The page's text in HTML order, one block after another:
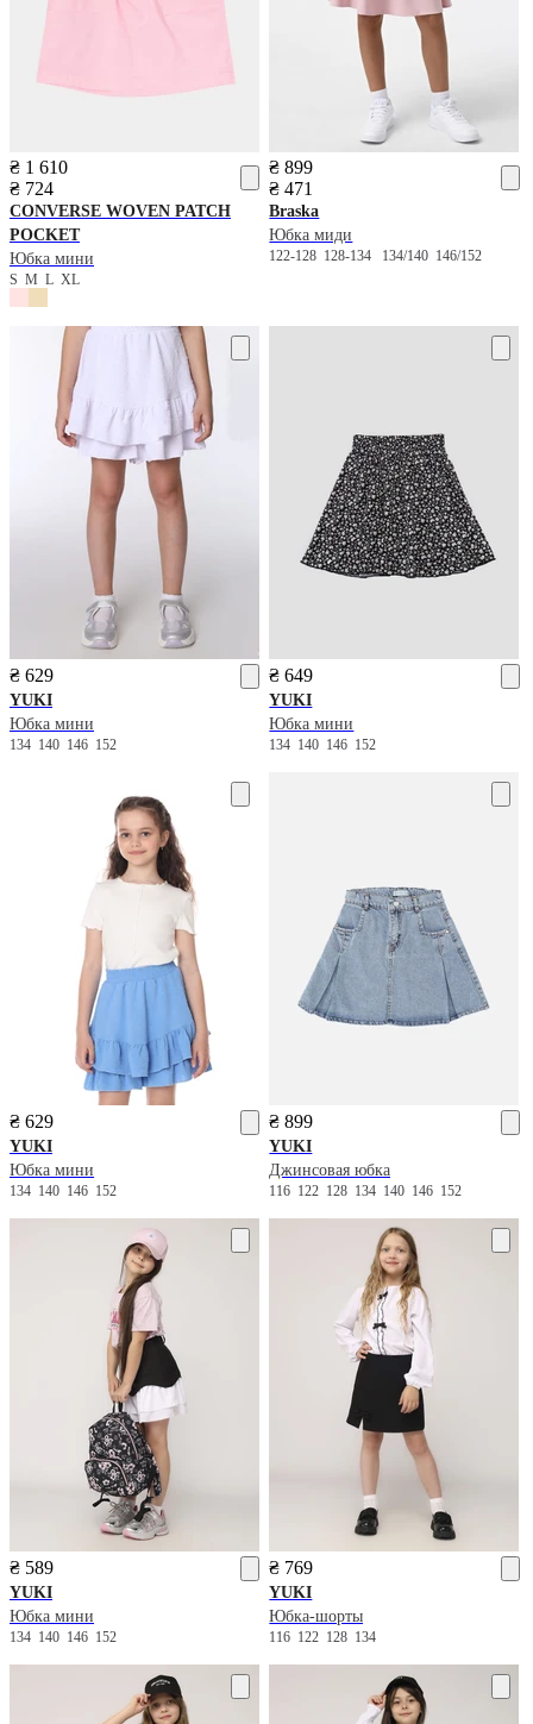
₴ 1 610
₴ 724
CONVERSE WOVEN PATCH
POCKET
Юбка мини
S M L XL
₴ 899
₴ 471
Braska
Юбка миди
122-128 128-134 134/140 146/152
₴ 629
YUKI
Юбка мини
134 140 146 152
₴ 649
YUKI
Юбка мини
134 140 146 152
₴ 629
YUKI
Юбка мини
134 140 146 152
₴ 899
YUKI
Джинсовая юбка
116 122 128 134 140 146 152
₴ 589
YUKI
Юбка мини
134 140 146 152
₴ 769
YUKI
Юбка-шорты
116 122 128 134